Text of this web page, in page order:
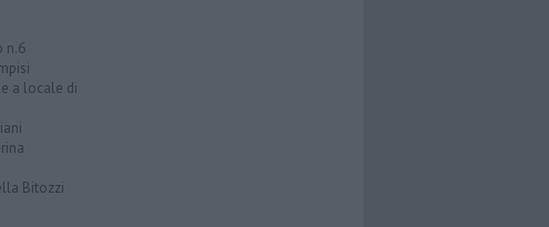
n.6
a locale di
Bitozzi